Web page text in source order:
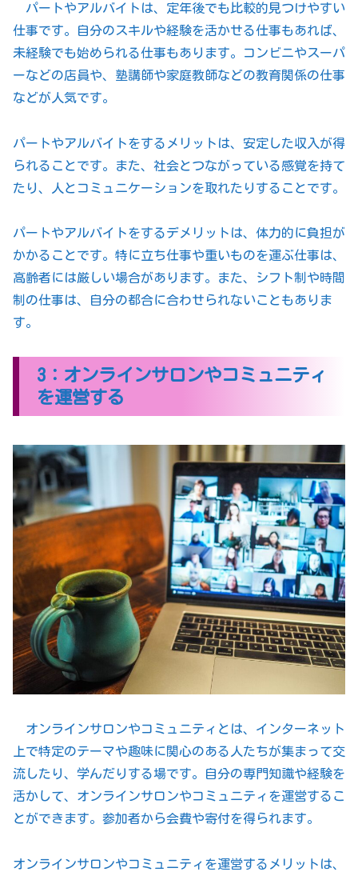
パートやアルバイトは、定年後でも比較的見つけやすい
仕事です。自分のスキルや経験を活かせる仕事もあれば、
未経験でも始められる仕事もあります。コンビニやスーパ
ーなどの店員や、塾講師や家庭教師などの教育関係の仕事
などが人気です。
パートやアルバイトをするメリットは、安定した収入が得
られることです。また、社会とつながっている感覚を持て
たり、人とコミュニケーションを取れたりすることです。
パートやアルバイトをするデメリットは、体力的に負担が
かかることです。特に立ち仕事や重いものを運ぶ仕事は、
高齢者には厳しい場合があります。また、シフト制や時間
制の仕事は、自分の都合に合わせられないこともありま
す。
3：オンラインサロンやコミュニティ
を運営する
オンラインサロンやコミュニティとは、インターネット
上で特定のテーマや趣味に関心のある人たちが集まって交
流したり、学んだりする場です。自分の専門知識や経験を
活かして、オンラインサロンやコミュニティを運営するこ
とができます。参加者から会費や寄付を得られます。
オンラインサロンやコミュニティを運営するメリットは、